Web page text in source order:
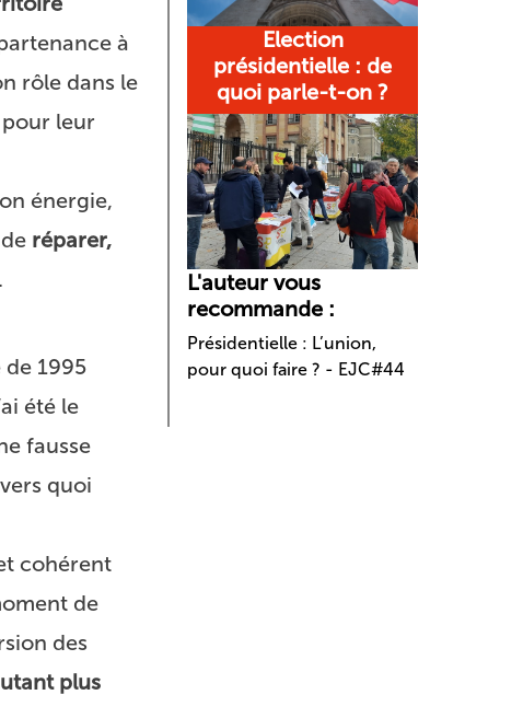
à
rôle dans le
leur
énergie,
réparer,
1995
été le
fausse
quoi
cohérent
de
des
plus
Election
présidentielle : de
quoi parle-t-on ?
L'auteur vous
recommande :
Présidentielle : L’union,
pour quoi faire ? - EJC#44